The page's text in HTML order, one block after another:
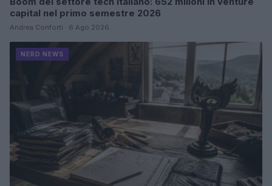
capital nel primo semestre 2026
Andrea Conforti · 6 Ago 2026
NERD NEWS